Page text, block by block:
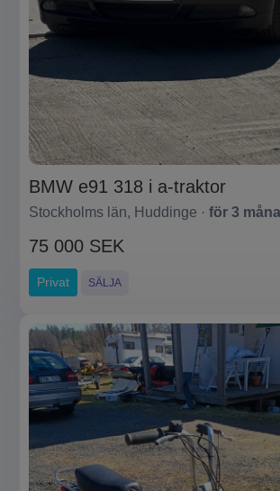
BMW e91 318 i a-traktor
Stockholms län, Huddinge · för 3
75 000 SEK
Privat SÄLJA